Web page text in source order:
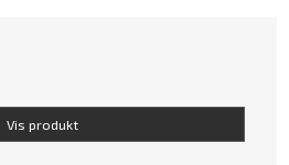
Vis produkt